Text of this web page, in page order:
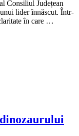
Consiliul Județean
lider înnăscut. Într-
în care …